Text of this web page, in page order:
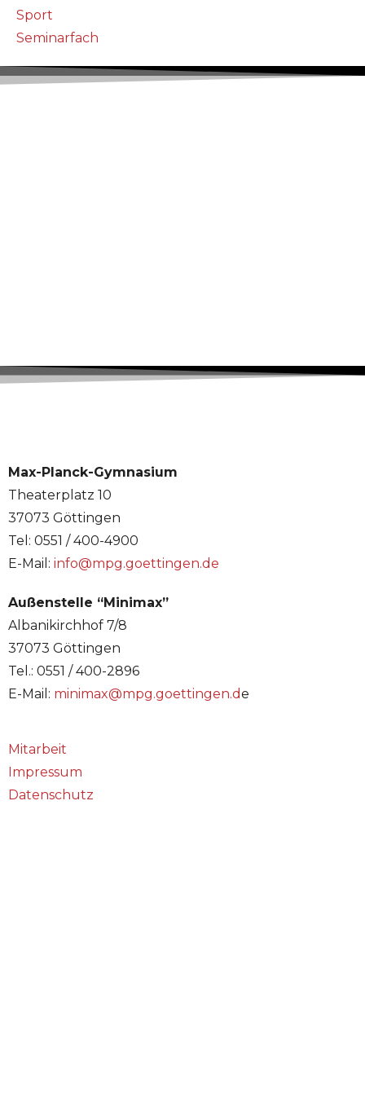
Sport
Seminarfach
Max-Planck-Gymnasium
Theaterplatz 10
37073 Göttingen
Tel: 0551 / 400-4900
E-Mail: info@mpg.goettingen.de
Außenstelle “Minimax”
Albanikirchhof 7/8
37073 Göttingen
Tel.: 0551 / 400-2896
E-Mail: minimax@mpg.goettingen.de
Mitarbeit
Impressum
Datenschutz